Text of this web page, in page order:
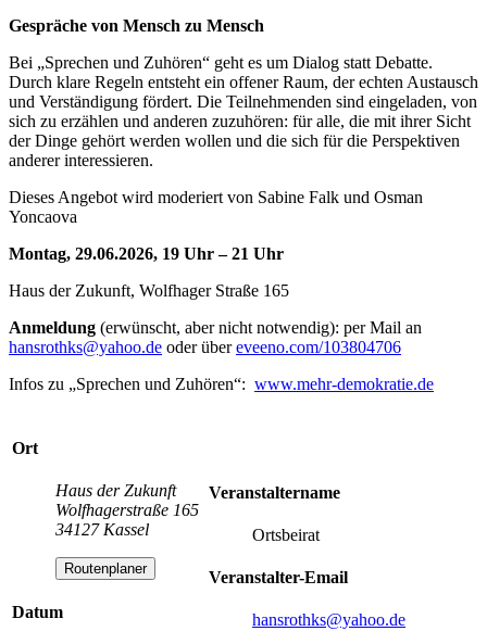
Gespräche von Mensch zu Mensch
Bei „Sprechen und Zuhören“ geht es um Dialog statt Debatte.
Durch klare Regeln entsteht ein offener Raum, der echten Austausch
und Verständigung fördert. Die Teilnehmenden sind eingeladen, von
sich zu erzählen und anderen zuzuhören: für alle, die mit ihrer Sicht
der Dinge gehört werden wollen und die sich für die Perspektiven
anderer interessieren.
Dieses Angebot wird moderiert von Sabine Falk und Osman
Yoncaova
Montag, 29.06.2026, 19 Uhr – 21 Uhr
Haus der Zukunft, Wolfhager Straße 165
Anmeldung (erwünscht, aber nicht notwendig): per Mail an
hansrothks@yahoo.de oder übereveeno.com/103804706
Infos zu „Sprechen und Zuhören“: www.mehr-demokratie.de
Ort
Haus der Zukunft
Wolfhagerstraße 165
34127 Kassel
Routenplaner
Datum
Veranstaltername
Ortsbeirat
Veranstalter-Email
hansrothks@yahoo.de